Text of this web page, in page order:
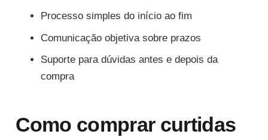
Processo simples do início ao fim
Comunicação objetiva sobre prazos
Suporte para dúvidas antes e depois da
compra
Como comprar curtidas